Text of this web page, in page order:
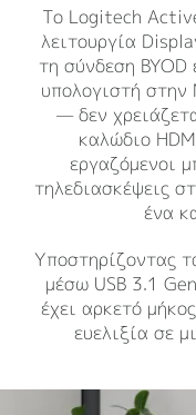
Το Logitech
λειτουργία
τη σύνδεση
υπολογιστή
— δεν
καλώδιο
εργαζόμενοι
τηλεδιασκέψεις
ένα
Υποστηρίζοντας
μέσω USB 3.1
έχει αρκετό
ευελιξία σε